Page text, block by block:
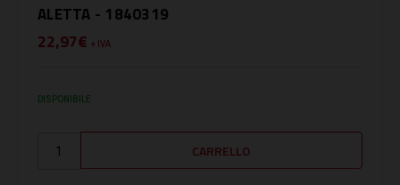
ALETTA - 1840319
22,97€ + IVA
DISPONIBILE